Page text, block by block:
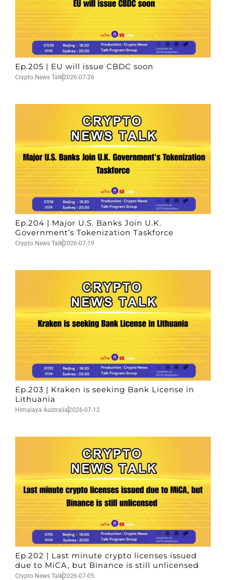
Ep.205 | EU will issue CBDC soon
Crypto News Talk2026-07-26
Ep.204 | Major U.S. Banks Join U.K.
Government’s Tokenization Taskforce
Crypto News Talk2026-07-19
Ep.203 | Kraken is seeking Bank License in
Lithuania
Himalaya Australia2026-07-12
Ep.202 | Last minute crypto licenses issued
due to MiCA, but Binance is still unlicensed
Crypto News Talk2026-07-05